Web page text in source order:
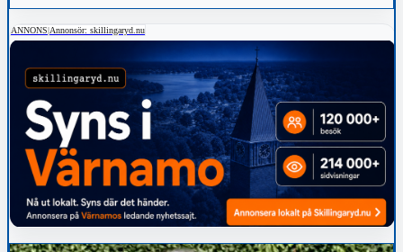
ANNONS|Annonsör: skillingaryd.nu